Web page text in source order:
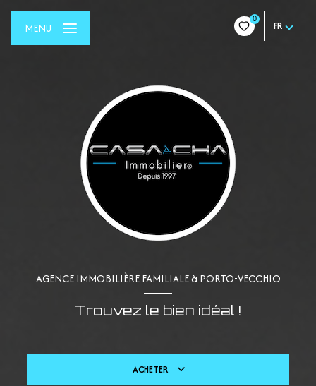
0
FR
MENU
AGENCE IMMOBILIÈRE FAMILIALE à PORTO-VECCHIO
Trouvez le bien idéal !
ACHETER